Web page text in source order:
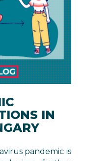
IN
pandemic is